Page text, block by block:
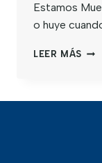
Estamos
o huye
LEER MÁS